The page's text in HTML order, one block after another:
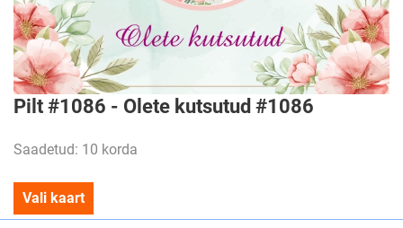
Pilt #1086 - Olete kutsutud #1086
Saadetud: 10 korda
Vali kaart